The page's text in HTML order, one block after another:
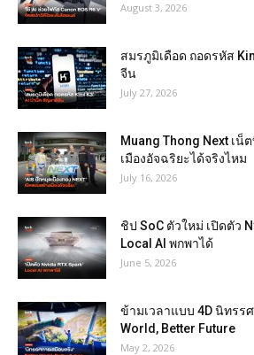
August 3, 2026
สมรภูมิเดือด ถอดรหัส
จีน
July 27, 2026
Muang Thong Next เน็
เมืองอัจฉริยะได้จริงไหม
July 16, 2026
ชิป SoC ตัวใหม่ เปิดตัว
Local AI พกพาได้
June 5, 2026
ข้ามเวลาแบบ 4D นิทรร
World, Better Future
May 2, 2026